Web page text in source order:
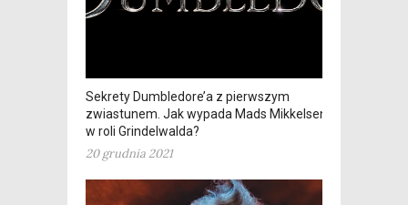
Sekrety Dumbledore’a z pierwszym
zwiastunem. Jak wypada Mads Mikkelsen
w roli Grindelwalda?
20 grudnia 2021